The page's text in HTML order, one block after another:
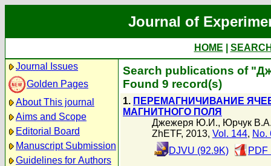
Journal of
HOME
Journal Issues
Golden Pages
About This journal
Aims and Scope
Editorial Board
Manuscript Submission
Guidelines for Authors
Search publications of
Found 9 record(s)
1. ПЕРЕМАГНИЧИВАНИЕ
МАГНИТНОГО ПОЛЯ
Джежеря Ю.И., Юрчук
ZhETF, 2013, Vol. 144, No.
DJVU (92.9K)
PDF